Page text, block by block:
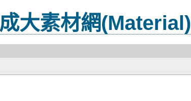
成大素材網(Material)